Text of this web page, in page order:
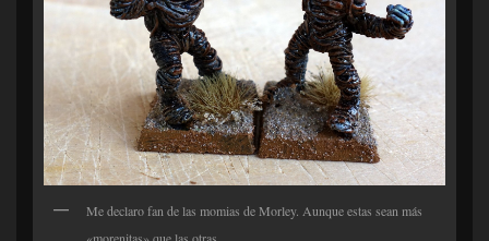
Me declaro fan de las momias de Morley. Aunque estas sean más